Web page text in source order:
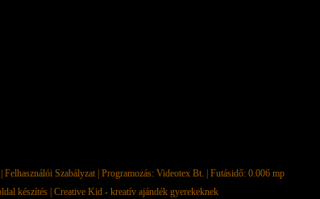
Felhasználói Szabályzat| Programozás: Videotex Bt. | Futásidő: 0.006 mp
készítés| Creative Kid - kreatív ajándék gyerekeknek